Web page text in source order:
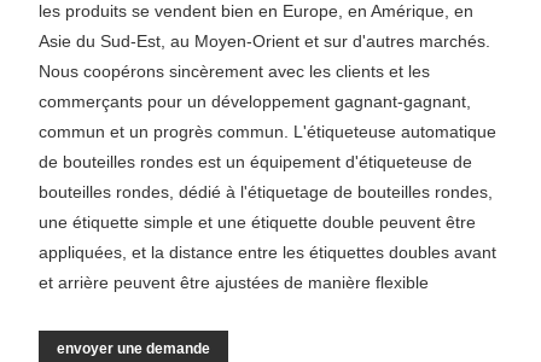
les produits se vendent bien en Europe, en Amérique, en
Asie du Sud-Est, au Moyen-Orient et sur d'autres marchés.
Nous coopérons sincèrement avec les clients et les
commerçants pour un développement gagnant-gagnant,
commun et un progrès commun. L'étiqueteuse automatique
de bouteilles rondes est un équipement d'étiqueteuse de
bouteilles rondes, dédié à l'étiquetage de bouteilles rondes,
une étiquette simple et une étiquette double peuvent être
appliquées, et la distance entre les étiquettes doubles avant
et arrière peuvent être ajustées de manière flexible
envoyer une demande